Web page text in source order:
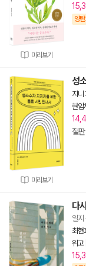
미리보기
양
미리보기
성
지니
현암
절판
다
일지
최현
위고|